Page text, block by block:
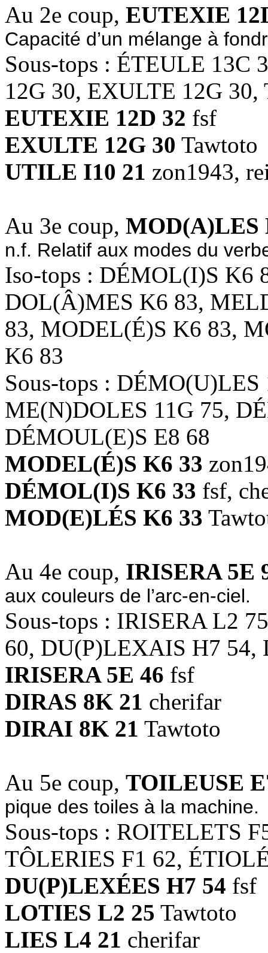
Au 2e coup, EUTEXIE
Capacité d’un mélange à
Sous-tops : ÉTEULE 13C
12G 30, EXULTE 12G
EUTEXIE 12D 32 fsf
EXULTE 12G 30 Tawtoto
UTILE I10 21 zon1943,
Au 3e coup, MOD(A)LES
n.f. Relatif aux modes du
Iso-tops : DÉMOL(I)S K6
DOL(Â)MES K6 83,
83, MODEL(É)S K6 83,
K6 83
Sous-tops :
ME(N)DOLES 11G 75,
DÉMOUL(E)S E8 68
MODEL(É)S K6 33
DÉMOL(I)S K6 33 fsf,
MOD(E)LÉS K6 33
Au 4e coup, IRISERA 5E
aux couleurs de l’arc-en-ciel.
Sous-tops : IRISERA L2
60, DU(P)LEXAIS H7 54,
IRISERA 5E 46 fsf
DIRAS 8K 21 cherifar
DIRAI 8K 21 Tawtoto
Au 5e coup, TOILEUSE
pique des toiles à la machine.
Sous-tops : ROITELETS
TÔLERIES F1 62,
DU(P)LEXÉES H7 54 fsf
LOTIES L2 25 Tawtoto
LIES L4 21 cherifar